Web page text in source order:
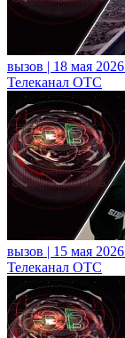
вызов | 18 мая
Телеканал ОТС
вызов | 15 мая
Телеканал ОТС